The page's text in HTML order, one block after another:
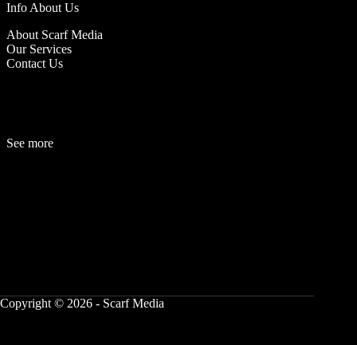
Info About Us
About Scarf Media
Our Services
Contact Us
See more
Copyright © 2026 - Scarf Media